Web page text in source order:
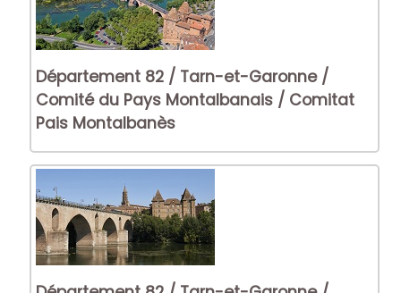
Département 82 / Tarn-et-Garonne /
Comité du Pays Montalbanais / Comitat
Pais Montalbanès